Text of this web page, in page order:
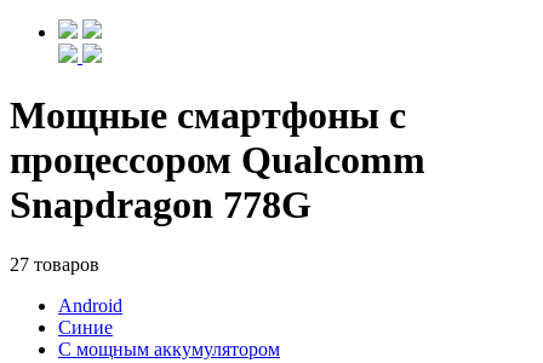
Мощные смартфоны с
процессором Qualcomm
Snapdragon 778G
27 товаров
Android
Синие
С мощным аккумулятором